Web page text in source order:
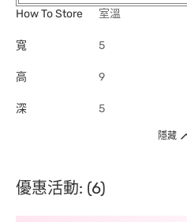
How To Store
室溫
寬 5
高 9
深 5
隱藏
優惠活動: (6)